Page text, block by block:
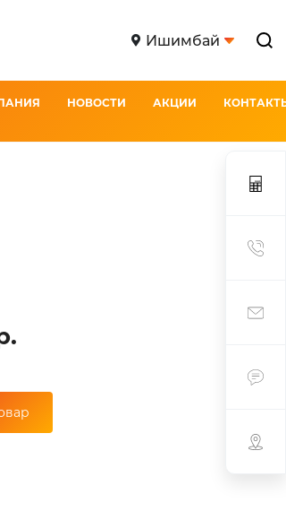
Ишимбай
НОВОСТИ АКЦИИ